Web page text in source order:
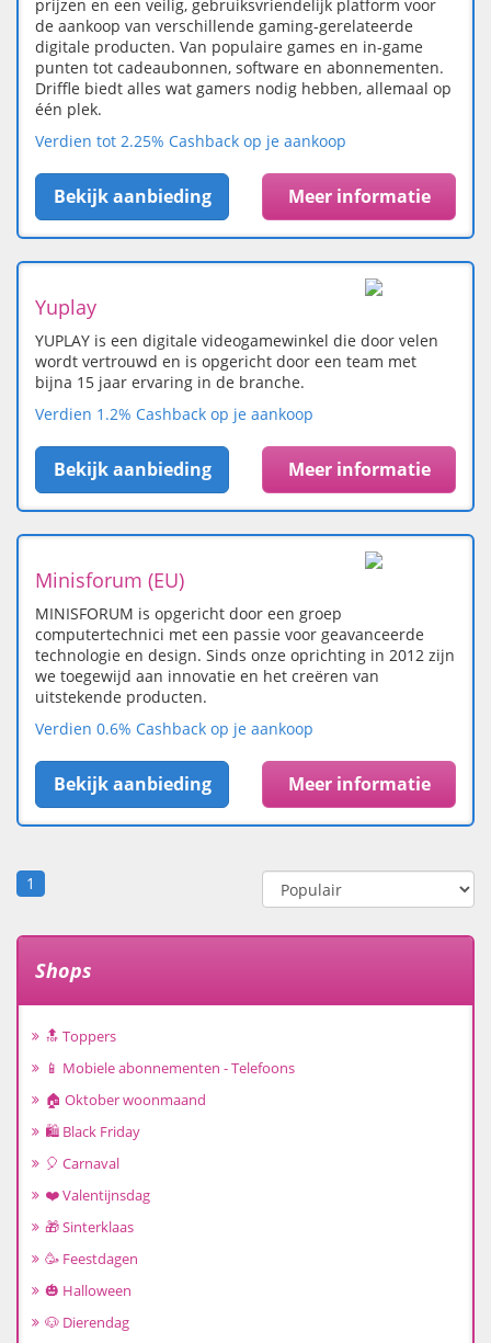
prijzen en een veilig, gebruiksvriendelijk platform voor
de aankoop van verschillende gaming-gerelateerde
digitale producten. Van populaire games en in-game
punten tot cadeaubonnen, software en abonnementen.
Driffle biedt alles wat gamers nodig hebben, allemaal op
één plek.
Verdien tot 2.25% Cashback op je aankoop
Bekijk aanbieding Meer informatie
Yuplay
YUPLAY is een digitale videogamewinkel die door velen
wordt vertrouwd en is opgericht door een team met
bijna 15 jaar ervaring in de branche.
Verdien 1.2% Cashback op je aankoop
Bekijk aanbieding Meer informatie
Minisforum (EU)
MINISFORUM is opgericht door een groep
computertechnici met een passie voor geavanceerde
technologie en design. Sinds onze oprichting in 2012 zijn
we toegewijd aan innovatie en het creëren van
uitstekende producten.
Verdien 0.6% Cashback op je aankoop
Bekijk aanbieding Meer informatie
1
Shops
🔝 Toppers
📱 Mobiele abonnementen - Telefoons
🏠 Oktober woonmaand
🛍️ Black Friday
🎈 Carnaval
❤️ Valentijnsdag
🎁 Sinterklaas
🥳 Feestdagen
🎃 Halloween
🐶 Dierendag